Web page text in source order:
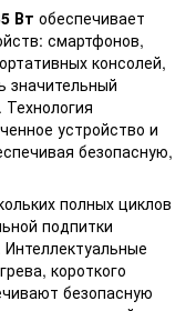
Вт обеспечивает
смартфонов,
консолей,
значительный
устройство и
безопасную,
полных циклов
подпитки
короткого
безопасную